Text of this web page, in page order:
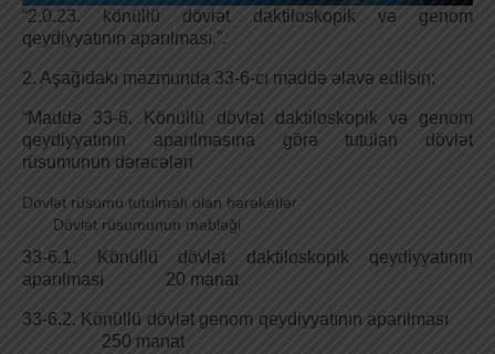
“2.0.23. könüllü dövlət daktiloskopik və genom
qeydiyyatının aparılması.”.
2. Aşağıdakı məzmunda 33-6-cı maddə əlavə edilsin:
“Maddə 33-6. Könüllü dövlət daktiloskopik və genom
qeydiyyatının aparılmasına görə tutulan dövlət
rüsumunun dərəcələri
Dövlət rüsumu tutulmalı olan hərəkətlər
Dövlət rüsumunun məbləği
33-6.1. Könüllü dövlət daktiloskopik qeydiyyatının
aparılması 20 manat
33-6.2. Könüllü dövlət genom qeydiyyatının aparılması
250 manat